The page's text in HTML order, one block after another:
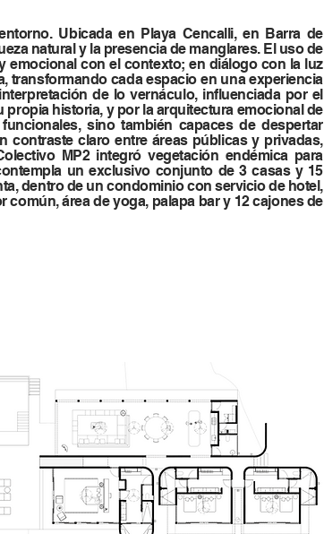
Ubicada en Playa Cencalli, en Barra de
natural y la presencia de manglares. El uso de
con el contexto; en diálogo con la luz
transformando cada espacio en una experiencia
de lo vernáculo, influenciada por el
historia, y por la arquitectura emocional de
sino también capaces de despertar
contraste claro entre áreas públicas y privadas,
MP2 integró vegetación endémica para
un exclusivo conjunto de 3 casas y 15
dentro de un condominio con servicio de hotel,
común, área de yoga, palapa bar y 12 cajones de